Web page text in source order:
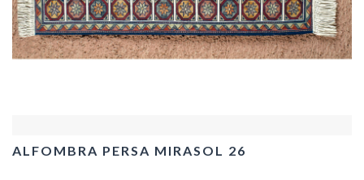
ALFOMBRA PERSA MIRASOL 26